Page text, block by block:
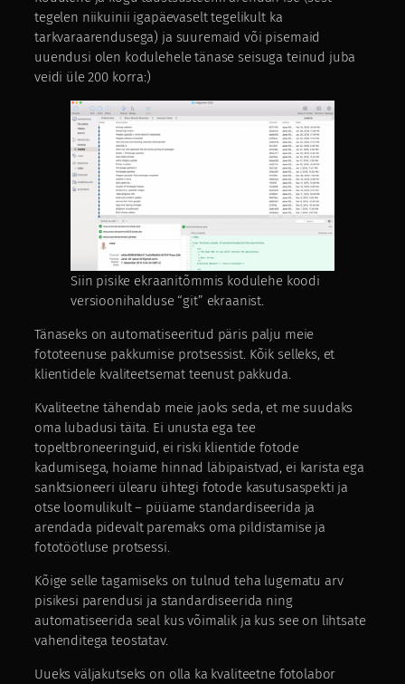
tegelen niikuinii igapäevaselt tegelikult ka
tarkvaraarendusega) ja suuremaid või pisemaid
uuendusi olen kodulehele tänase seisuga teinud juba
veidi üle 200 korra:)
Siin pisike ekraanitõmmis kodulehe koodi
versioonihalduse “git” ekraanist.
Tänaseks on automatiseeritud päris palju meie
fototeenuse pakkumise protsessist. Kõik selleks, et
klientidele kvaliteetsemat teenust pakkuda.
Kvaliteetne tähendab meie jaoks seda, et me suudaks
oma lubadusi täita. Ei unusta ega tee
topeltbroneeringuid, ei riski klientide fotode
kadumisega, hoiame hinnad läbipaistvad, ei karista ega
sanktsioneeri ülearu ühtegi fotode kasutusaspekti ja
otse loomulikult – püüame standardiseerida ja
arendada pidevalt paremaks oma pildistamise ja
fototöötluse protsessi.
Kõige selle tagamiseks on tulnud teha lugematu arv
pisikesi parendusi ja standardiseerida ning
automatiseerida seal kus võimalik ja kus see on lihtsate
vahenditega teostatav.
Uueks väljakutseks on olla ka kvaliteetne fotolabor